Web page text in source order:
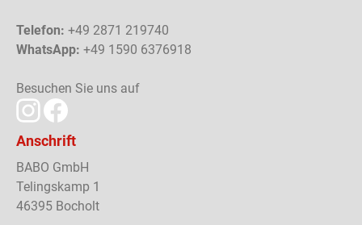
Telefon: +49 2871 219740
WhatsApp: +49 1590 6376918
Besuchen Sie uns auf
Anschrift
BABO GmbH
Telingskamp 1
46395 Bocholt